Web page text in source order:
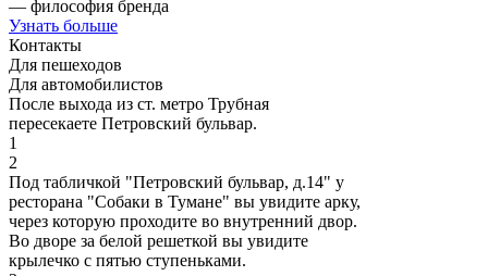
— философия бренда
Узнать больше
Контакты
Для пешеходов
Для автомобилистов
После выхода из ст. метро Трубная
пересекаете Петровский бульвар.
1
2
Под табличкой "Петровский бульвар, д.14" у
ресторана "Собаки в Тумане" вы увидите арку,
через которую проходите во внутренний двор.
Во дворе за белой решеткой вы увидите
крылечко с пятью ступеньками.